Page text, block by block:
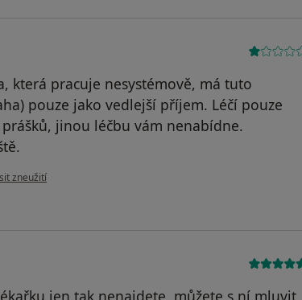
která pracuje nesystémově, má tuto
pouze jako vedlejší příjem. Léčí pouze
jinou léčbu vám nenabídne.
uživatele JK
zneužití
jen tak nenajdete, můžete s ní mluvit